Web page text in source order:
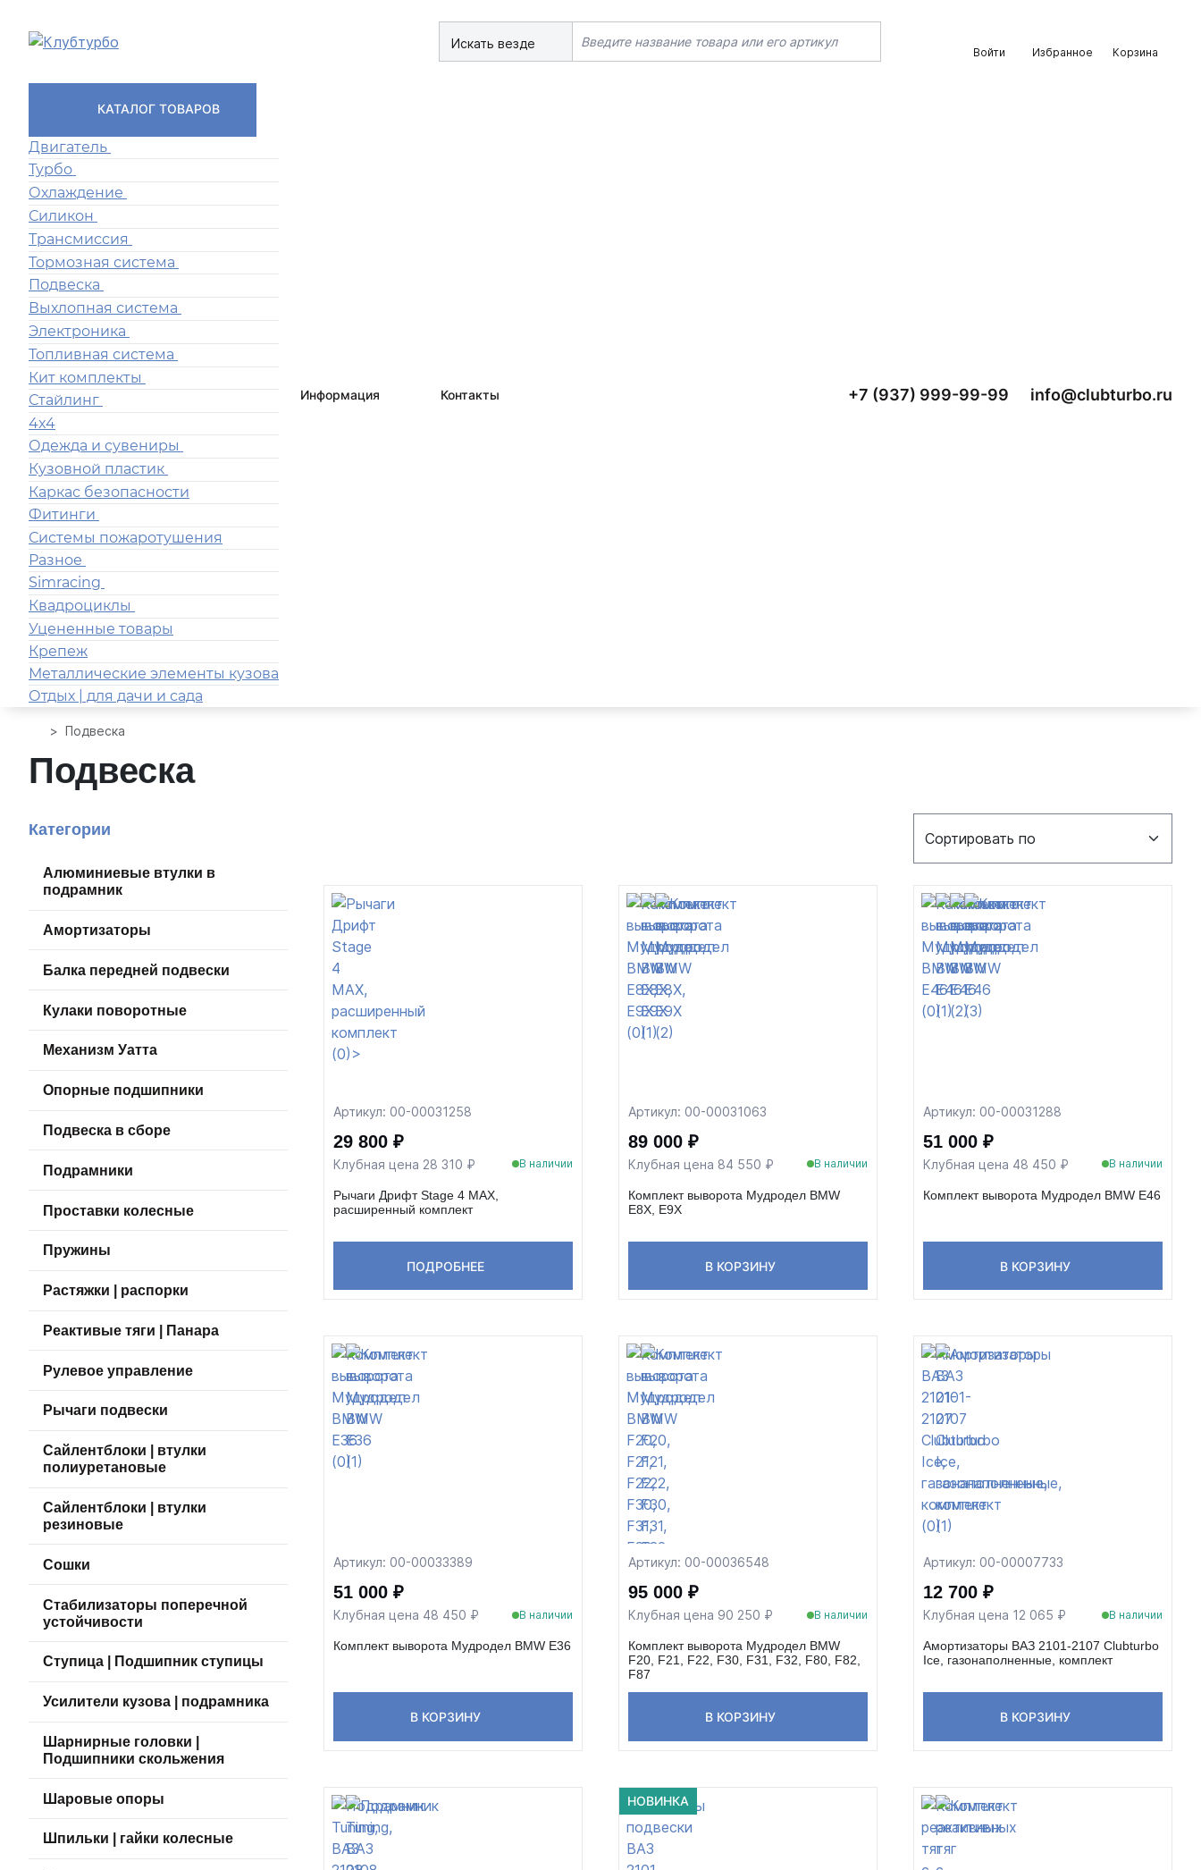
Искать везде
Войти Избранное Корзина
КАТАЛОГ ТОВАРОВ
Двигатель
Турбо
Охлаждение
Силикон
Трансмиссия
Тормозная система
Подвеска
Выхлопная система
Электроника
Топливная система
Кит комплекты
Стайлинг
4x4
Одежда и сувениры
Кузовной пластик
Каркас безопасности
Фитинги
Системы пожаротушения
Разное
Simracing
Квадроциклы
Уцененные товары
Крепеж
Металлические элементы кузова
Отдых | для дачи и сада
Информация Контакты +7 (937) 999-99-99 info@clubturbo.ru
Подвеска
Подвеска
Категории
Алюминиевые втулки в
подрамник
Амортизаторы
Балка передней подвески
Кулаки поворотные
Механизм Уатта
Опорные подшипники
Подвеска в сборе
Подрамники
Проставки колесные
Пружины
Растяжки | распорки
Реактивые тяги | Панара
Рулевое управление
Рычаги подвески
Сайлентблоки | втулки
полиуретановые
Сайлентблоки | втулки
резиновые
Сошки
Стабилизаторы поперечной
устойчивости
Ступица | Подшипник ступицы
Усилители кузова | подрамника
Шарнирные головки |
Подшипники скольжения
Шаровые опоры
Шпильки | гайки колесные
Артикул: 00-00031258
29 800 ₽
Клубная цена 28 310 ₽ В наличии
Рычаги Дрифт Stage 4 MAX,
расширенный комплект
ПОДРОБНЕЕ
Артикул: 00-00031063
89 000 ₽
Клубная цена 84 550 ₽ В наличии
Комплект выворота Мудродел BMW
E8X, E9X
В КОРЗИНУ
Артикул: 00-00031288
51 000 ₽
Клубная цена 48 450 ₽ В наличии
Комплект выворота Мудродел BMW E46
В КОРЗИНУ
Артикул: 00-00033389
51 000 ₽
Клубная цена 48 450 ₽ В наличии
Комплект выворота Мудродел BMW E36
В КОРЗИНУ
Артикул: 00-00036548
95 000 ₽
Клубная цена 90 250 ₽ В наличии
Комплект выворота Мудродел BMW
F20, F21, F22, F30, F31, F32, F80, F82,
F87
В КОРЗИНУ
Артикул: 00-00007733
12 700 ₽
Клубная цена 12 065 ₽ В наличии
Амортизаторы ВАЗ 2101-2107 Clubturbo
Ice, газонаполненные, комплект
В КОРЗИНУ
НОВИНКА